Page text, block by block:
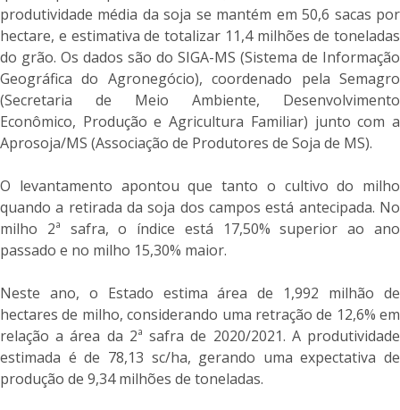
produtividade média da soja se mantém em 50,6 sacas por
hectare, e estimativa de totalizar 11,4 milhões de toneladas
do grão. Os dados são do SIGA-MS (Sistema de Informação
Geográfica do Agronegócio), coordenado pela Semagro
(Secretaria de Meio Ambiente, Desenvolvimento
Econômico, Produção e Agricultura Familiar) junto com a
Aprosoja/MS (Associação de Produtores de Soja de MS).
O levantamento apontou que tanto o cultivo do milho
quando a retirada da soja dos campos está antecipada. No
milho 2ª safra, o índice está 17,50% superior ao ano
passado e no milho 15,30% maior.
Neste ano, o Estado estima área de 1,992 milhão de
hectares de milho, considerando uma retração de 12,6% em
relação a área da 2ª safra de 2020/2021. A produtividade
estimada é de 78,13 sc/ha, gerando uma expectativa de
produção de 9,34 milhões de toneladas.